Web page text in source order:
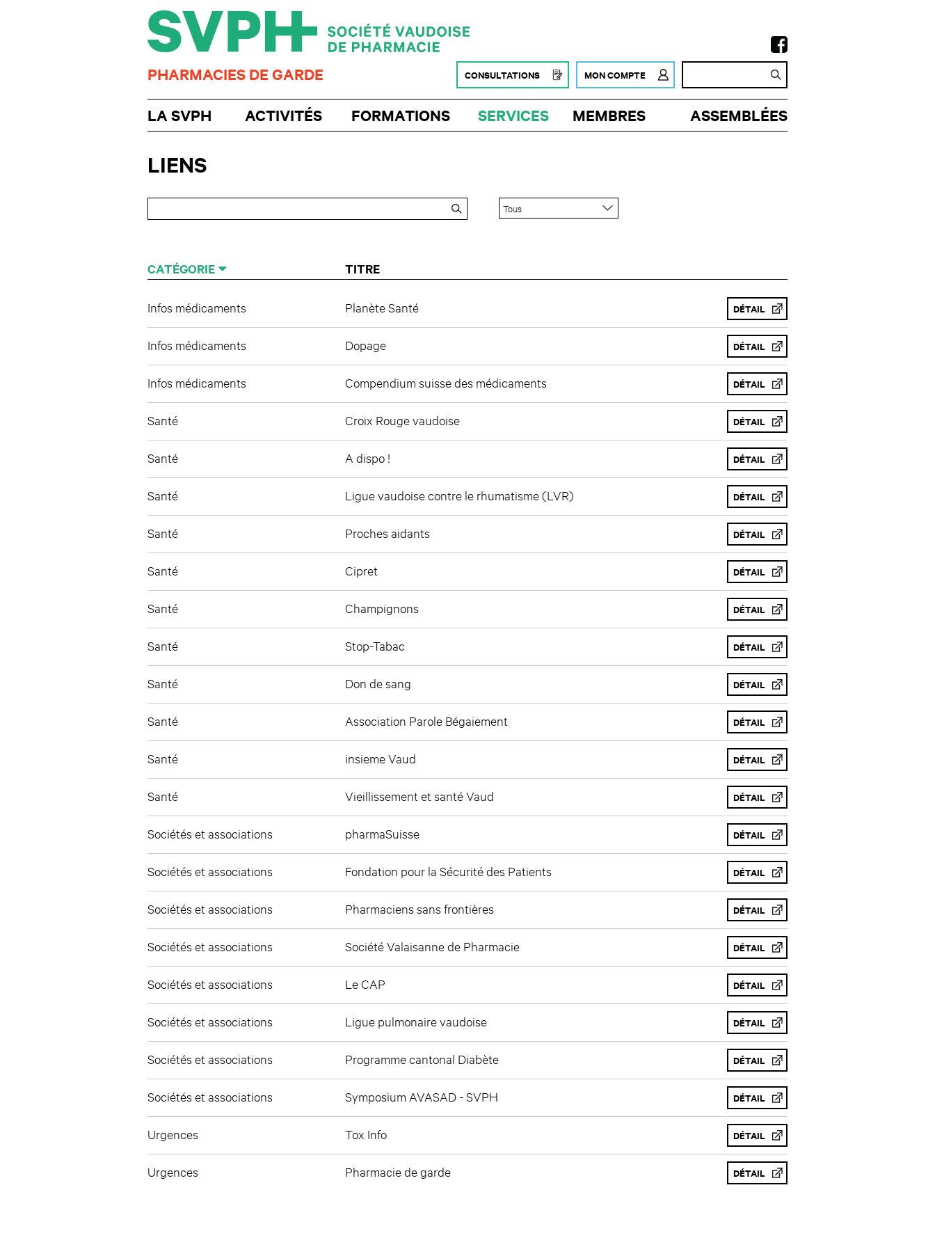
CONSULTATIONS MON COMPTE
PHARMACIES DE GARDE
LA SVPH ACTIVITÉS FORMATIONS SERVICES MEMBRES ASSEMBLÉES
LIENS
CATÉGORIE TITRE
Infos médicaments Planète Santé DÉTAIL
Infos médicaments Dopage DÉTAIL
Infos médicaments Compendium suisse des médicaments DÉTAIL
Santé Croix Rouge vaudoise DÉTAIL
Santé A dispo ! DÉTAIL
Santé Ligue vaudoise contre le rhumatisme (LVR) DÉTAIL
Santé Proches aidants DÉTAIL
Santé Cipret DÉTAIL
Santé Champignons DÉTAIL
Santé Stop-Tabac DÉTAIL
Santé Don de sang DÉTAIL
Santé Association Parole Bégaiement DÉTAIL
Santé insieme Vaud DÉTAIL
Santé Vieillissement et santé Vaud DÉTAIL
Sociétés et associations pharmaSuisse DÉTAIL
Sociétés et associations Fondation pour la Sécurité des Patients DÉTAIL
Sociétés et associations Pharmaciens sans frontières DÉTAIL
Sociétés et associations Société Valaisanne de Pharmacie DÉTAIL
Sociétés et associations Le CAP DÉTAIL
Sociétés et associations Ligue pulmonaire vaudoise DÉTAIL
Sociétés et associations Programme cantonal Diabète DÉTAIL
Sociétés et associations Symposium AVASAD - SVPH DÉTAIL
Urgences Tox Info DÉTAIL
Urgences Pharmacie de garde DÉTAIL